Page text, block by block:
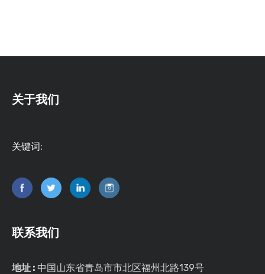
关于我们
关键词:
联系我们
地址 : 中国山东省青岛市市北区福州北路139号